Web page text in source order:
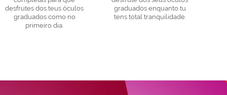
desfrutes dos teus óculos
graduados como no
primeiro dia.
graduados enquanto tu
tens total tranquilidade.